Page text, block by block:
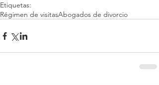
Etiquetas:
Régimen de visitasAbogados de divorcio